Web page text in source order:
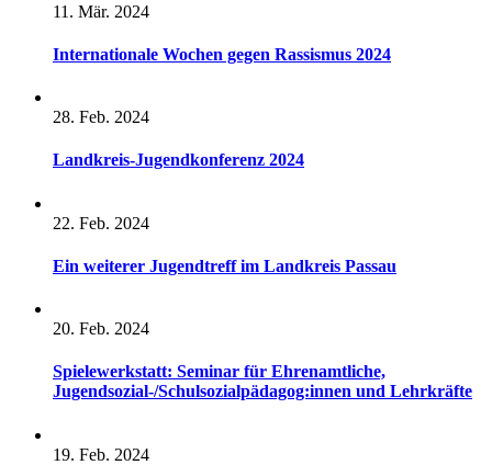
11. Mär. 2024
Internationale Wochen gegen Rassismus 2024
28. Feb. 2024
Landkreis-Jugendkonferenz 2024
22. Feb. 2024
Ein weiterer Jugendtreff im Landkreis Passau
20. Feb. 2024
Spielewerkstatt: Seminar für Ehrenamtliche,
Jugendsozial-/Schulsozialpädagog:innen und Lehrkräfte
19. Feb. 2024